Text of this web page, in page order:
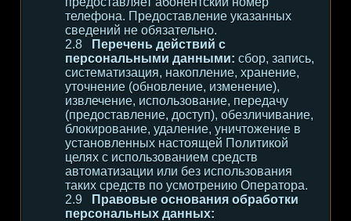
телефона. Предоставление указанных
сведений не обязательно.
Перечень действий с
персональными данными: сбор, запись,
систематизация, накопление, хранение,
уточнение (обновление, изменение),
извлечение, использование, передачу
(предоставление, доступ), обезличивание,
блокирование, удаление, уничтожение в
установленных настоящей Политикой
целях с использованием средств
автоматизации или без использования
таких средств по усмотрению Оператора.
Правовые основания обработки
персональных данных: